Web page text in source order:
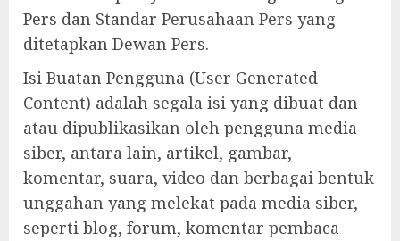
Pers dan Standar Perusahaan Pers yang
ditetapkan Dewan Pers.
Isi Buatan Pengguna (User Generated
Content) adalah segala isi yang dibuat dan
atau dipublikasikan oleh pengguna media
siber, antara lain, artikel, gambar,
komentar, suara, video dan berbagai bentuk
unggahan yang melekat pada media siber,
seperti blog, forum, komentar pembaca